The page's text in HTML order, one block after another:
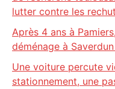
lutter contre les
Après 4 ans à
déménage à
Une voiture percute
stationnement, une